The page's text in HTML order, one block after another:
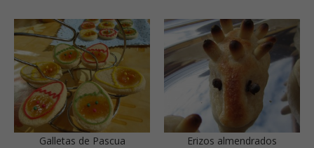
Galletas de Pascua Erizos almendrados